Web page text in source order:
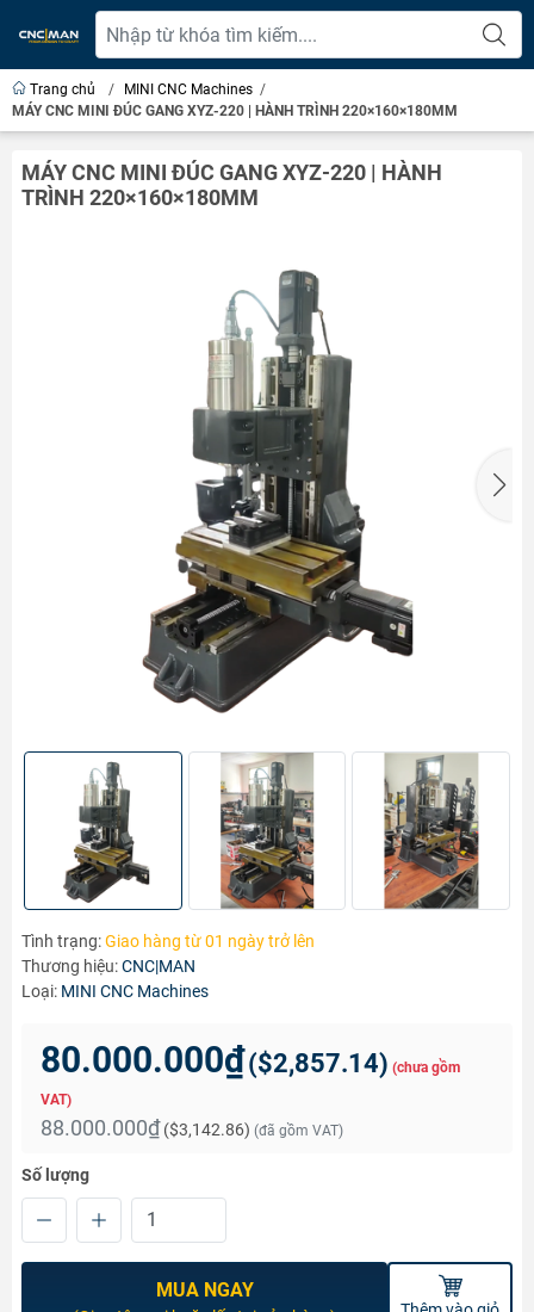
Trang chủ / MINI CNC Machines /
MÁY CNC MINI ĐÚC GANG XYZ-220 | HÀNH TRÌNH 220×160×180MM
MÁY CNC MINI ĐÚC GANG XYZ-220 | HÀNH
TRÌNH 220×160×180MM
Tình trạng:Giao hàng từ 01 ngày trở lên
Thương hiệu:CNC|MAN
Loại: MINI CNC Machines
80.000.000₫($2,857.14) (chưa gồm
VAT)
88.000.000₫ ($3,142.86) (đã gồm VAT)
Số lượng
MUA NGAY